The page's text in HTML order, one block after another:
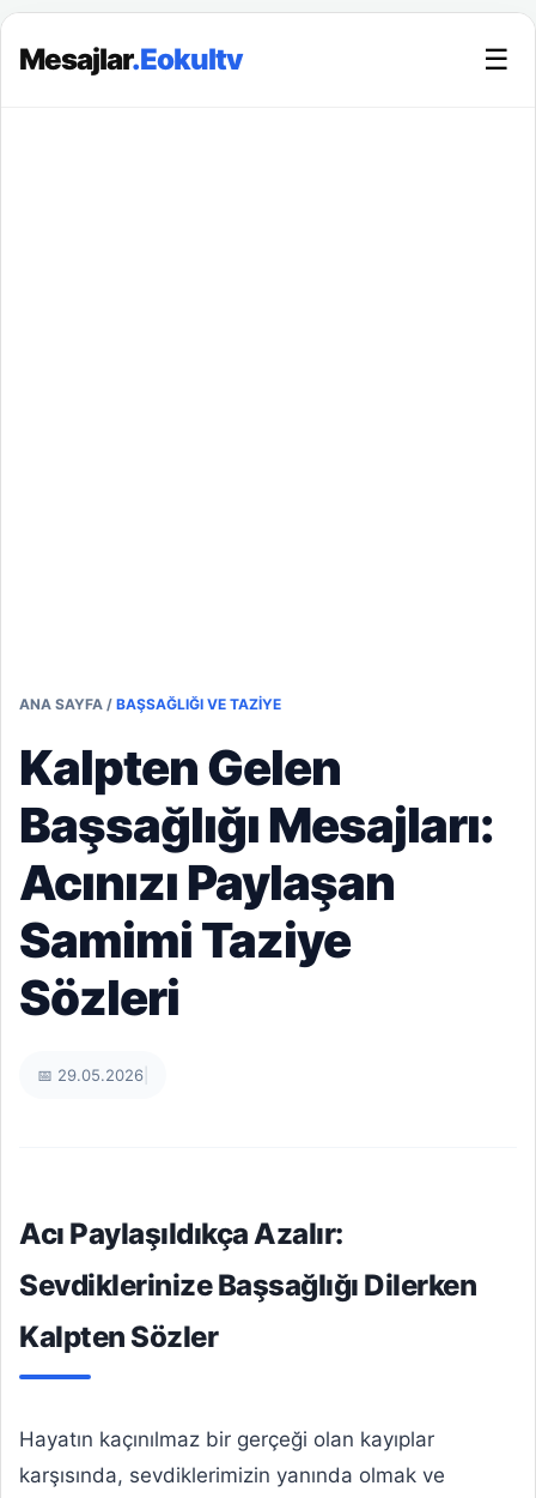
Mesajlar.Eokultv ☰
ANA SAYFA / BAŞSAĞLIĞI VE TAZIYE
Kalpten Gelen
Başsağlığı Mesajları:
Acınızı Paylaşan
Samimi Taziye
Sözleri
📅 29.05.2026
Acı Paylaşıldıkça Azalır:
Sevdiklerinize Başsağlığı Dilerken
Kalpten Sözler
Hayatın kaçınılmaz bir gerçeği olan kayıplar
karşısında, sevdiklerimizin yanında olmak ve